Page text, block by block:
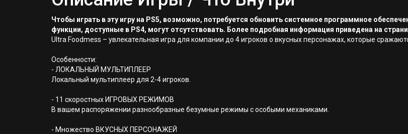
Чтобы играть в эту игру на PS5, возможно, потребуется обновить системное программное
функции, доступные в PS4, могут отсутствовать. Более подробная информация приведена на
Ultra Foodmess – увлекательная игра для компании до 4 игроков о вкусных персонажах, которые
Особенности:
- ЛОКАЛЬНЫЙ МУЛЬТИПЛЕЕР
Локальный мультиплеер для 2-4 игроков.
- 11 скоростных ИГРОВЫХ РЕЖИМОВ
В вашем распоряжении разнообразные безумные режимы с особыми механиками.
- Множество ВКУСНЫХ ПЕРСОНАЖЕЙ